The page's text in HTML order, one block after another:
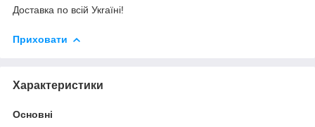
Доставка по всій Укraїні!
Приховати
Характеристики
Основні